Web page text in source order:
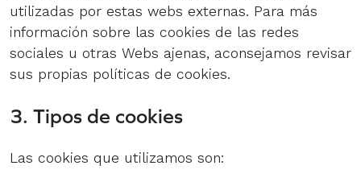
utilizadas por estas webs externas. Para más
información sobre las cookies de las redes
sociales u otras Webs ajenas, aconsejamos revisar
sus propias políticas de cookies.
3. Tipos de cookies
Las cookies que utilizamos son: